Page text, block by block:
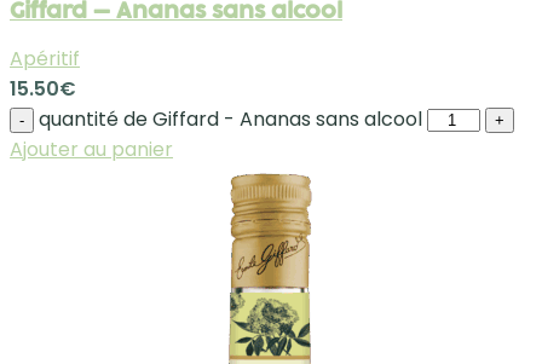
Giffard – Ananas sans alcool
Apéritif
15.50€
- quantité de Giffard - Ananas sans alcool +
Ajouter au panier